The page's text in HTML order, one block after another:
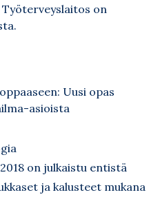
on
Uusi opas
asioista
on julkaistu entistä
ja kalusteet mukana